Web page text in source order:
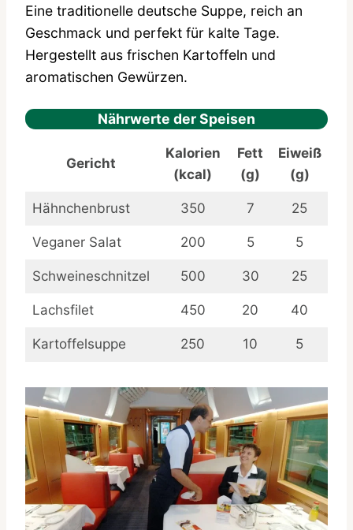
Eine traditionelle deutsche Suppe, reich an
Geschmack und perfekt für kalte Tage.
Hergestellt aus frischen Kartoffeln und
aromatischen Gewürzen.
Nährwerte der Speisen
Gericht
Kalorien
(kcal)
Fett
(g)
Eiweiß
(g)
Hähnchenbrust 350 7 25
Veganer Salat 200 5 5
Schweineschnitzel 500 30 25
Lachsfilet 450 20 40
Kartoffelsuppe 250 10 5